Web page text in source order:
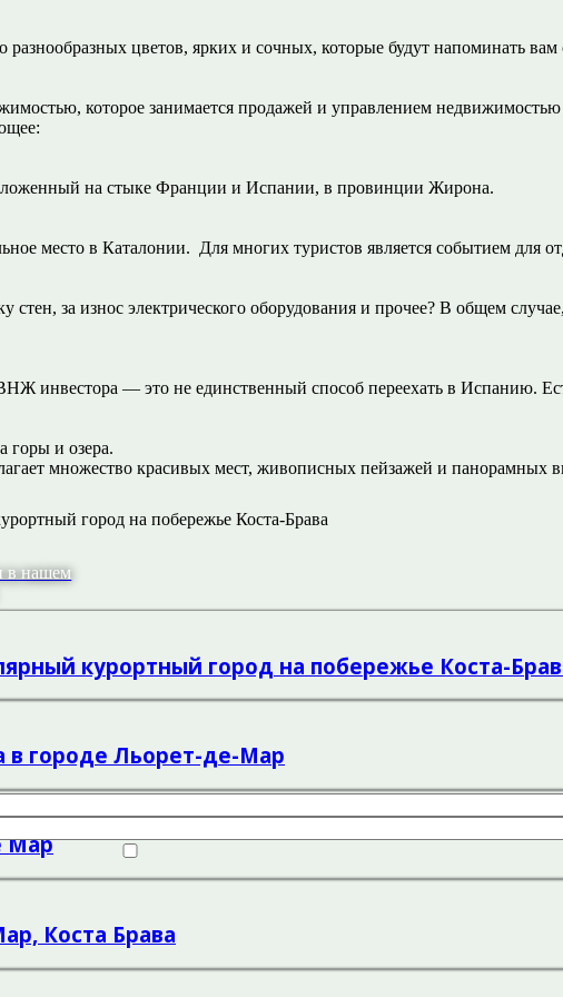
цветов, ярких и сочных, которые будут напоминать
которое занимается продажей и управлением
на стыке Франции и Испании, в провинции Жирона.
место в Каталонии. Для многих туристов является событием для
за износ электрического оборудования и прочее? В общем
инвестора — это не единственный способ переехать в Испанию.
и озера.
множество красивых мест, живописных пейзажей и панорамных
в нашем
город на побережье Коста-Брава
курортный город на побережье Коста-
в городе Льорет-де-Мар
Мар
Коста Брава